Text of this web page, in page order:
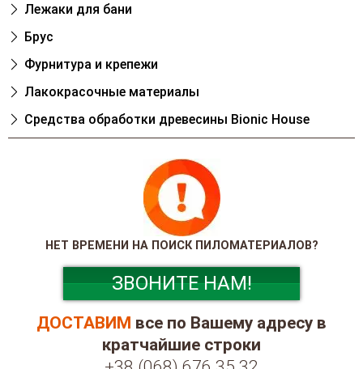
Лежаки для бани
Брус
Фурнитура и крепежи
Лакокрасочные материалы
Cредства обработки древесины Bionic House
НЕТ ВРЕМЕНИ НА ПОИСК ПИЛОМАТЕРИАЛОВ?
ЗВОНИТЕ НАМ!
ДОСТАВИМ все по Вашему адресу в
кратчайшие строки